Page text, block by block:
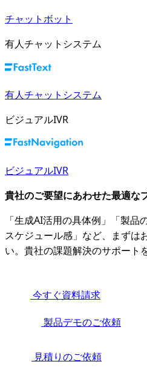
チャットボット
有人チャットシステム
有人チャットシステム
ビジュアルIVR
ビジュアルIVR
貴社のご要望にあわせた最適な
「生成AI活用の具体例」「製品
スケジュール感」など、まずは
い。貴社の課題解決のサポート
今すぐ資料請求
製品デモのご依頼
見積りのご依頼